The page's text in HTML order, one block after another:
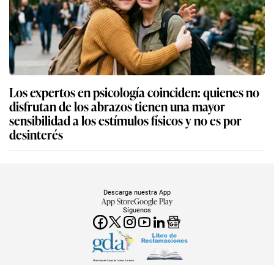
Los expertos en psicología coinciden: quienes no
disfrutan de los abrazos tienen una mayor
sensibilidad a los estímulos físicos y no es por
desinterés
Síguenos
Descarga nuestra App
App StoreGoogle Play
Miembro del Grupo de Diarios América